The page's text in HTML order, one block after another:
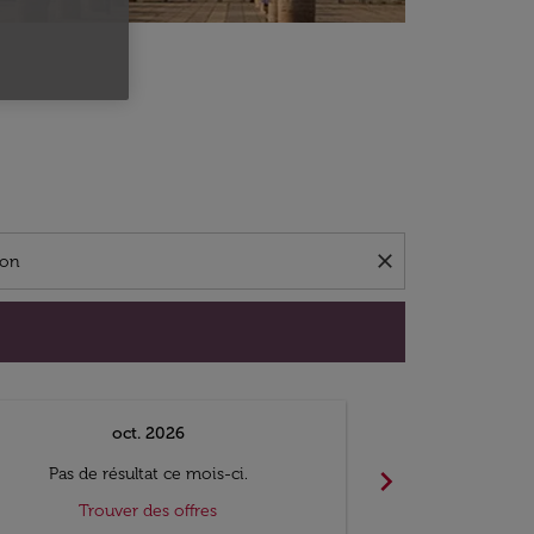
close
oct. 2026
Pas de résultat ce mois-ci.
Trouver des offres
chevron_right